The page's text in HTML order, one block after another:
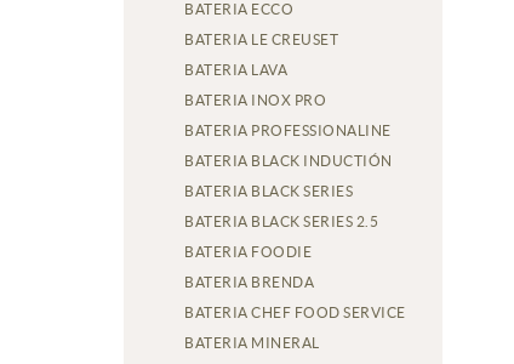
BATERIA ECCO
BATERIA LE CREUSET
BATERIA LAVA
BATERIA INOX PRO
BATERIA PROFESSIONALINE
BATERIA BLACK INDUCTIÓN
BATERIA BLACK SERIES
BATERIA BLACK SERIES 2.5
BATERIA FOODIE
BATERIA BRENDA
BATERIA CHEF FOOD SERVICE
BATERIA MINERAL